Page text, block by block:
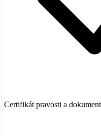
Certifikát pravosti a